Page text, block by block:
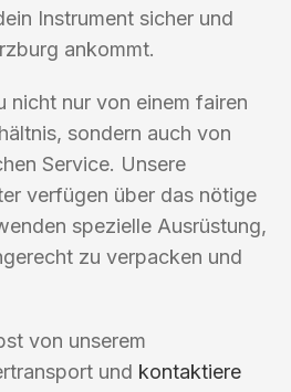
Instrument sicher und
ankommt.
nicht nur von einem fairen
sondern auch von
Service. Unsere
verfügen über das nötige
spezielle Ausrüstung,
zu verpacken und
von unserem
und kontaktiere